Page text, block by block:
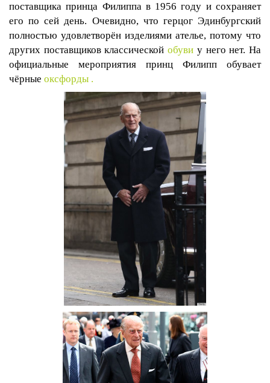
поставщика принца Филиппа в 1956 году и сохраняет
его по сей день. Очевидно, что герцог Эдинбургский
полностью удовлетворён изделиями ателье, потому что
других поставщиков классическойобуви у него нет. На
официальные мероприятия принц Филипп обувает
чёрные оксфорды .